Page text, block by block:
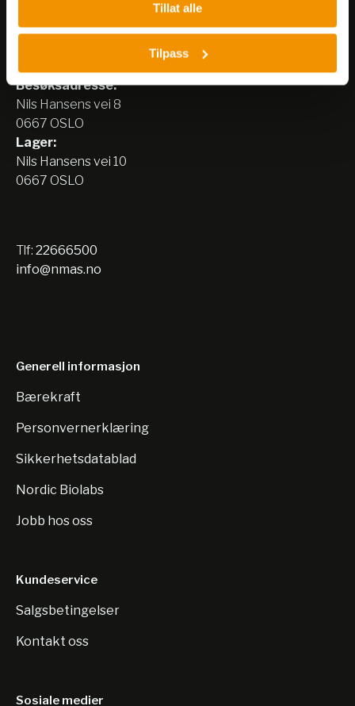
Tillat alle
Tilpass
Nerliens Meszansky AS
Besøksadresse:
Nils Hansens vei 8
0667 OSLO
Lager:
Nils Hansens vei 10
0667 OSLO
Tlf: 22666500
info@nmas.no
Generell informasjon
Bærekraft
Personvernerklæring
Sikkerhetsdatablad
Nordic Biolabs
Jobb hos oss
Kundeservice
Salgsbetingelser
Kontakt oss
Sosiale medier